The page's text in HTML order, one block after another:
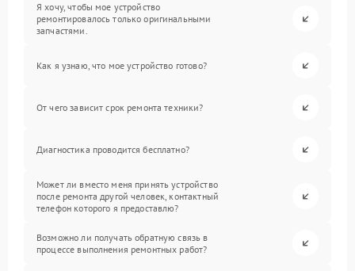
Я хочу, чтобы мое устройство
ремонтировалось только оригинальными
запчастями.
Как я узнаю, что мое устройство готово?
От чего зависит срок ремонта техники?
Диагностика проводится бесплатно?
Может ли вместо меня принять устройство
после ремонта другой человек, контактный
телефон которого я предоставлю?
Возможно ли получать обратную связь в
процессе выполнения ремонтных работ?